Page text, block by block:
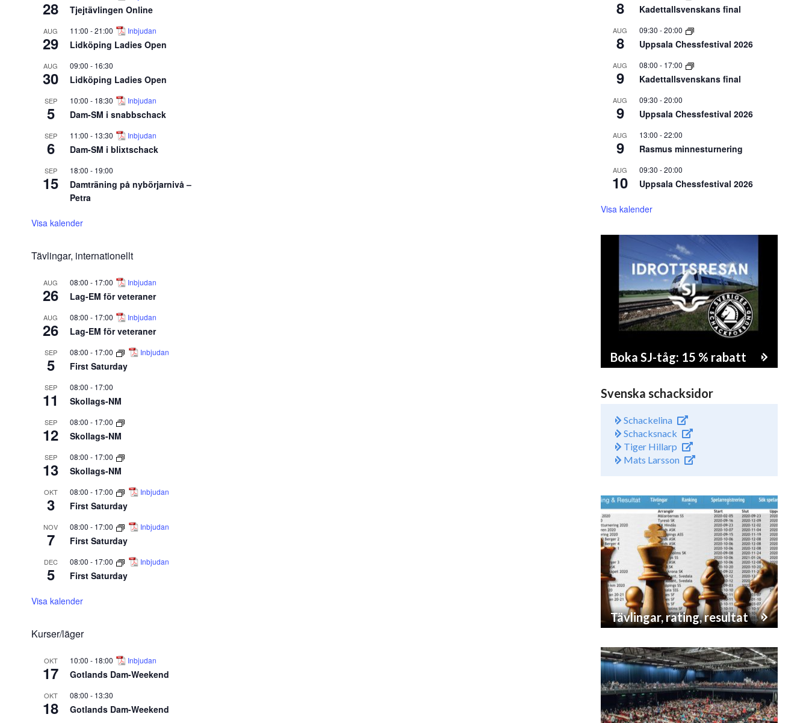
28 Tjejtävlingen Online
AUG
29
11:00 -21:00 Inbjudan
Lidköping Ladies Open
AUG
30
09:00 - 16:30
Lidköping Ladies Open
SEP
5
10:00 - 18:30 Inbjudan
Dam-SM i snabbschack
SEP
6
11:00 - 13:30 Inbjudan
Dam-SM i blixtschack
SEP
15
18:00 - 19:00
Damträning på nybörjarnivå –
Petra
Visa kalender
Tävlingar, internationellt
AUG
26
08:00 - 17:00 Inbjudan
Lag-EM för veteraner
AUG
26
08:00 - 17:00 Inbjudan
Lag-EM för veteraner
SEP
5
08:00 - 17:00 Inbjudan
First Saturday
SEP
11
08:00 - 17:00
Skollags-NM
SEP
12
08:00 - 17:00
Skollags-NM
SEP
13
08:00 - 17:00
Skollags-NM
OKT
3
08:00 - 17:00 Inbjudan
First Saturday
NOV
7
08:00 - 17:00 Inbjudan
First Saturday
DEC
5
08:00 - 17:00 Inbjudan
First Saturday
Visa kalender
Kurser/läger
OKT
17
10:00 - 18:00 Inbjudan
Gotlands Dam-Weekend
OKT
18
08:00 - 13:30
Gotlands Dam-Weekend
8 Kadettallsvenskans final
AUG
8
09:30 -20:00
Uppsala Chessfestival 2026
AUG
9
08:00 - 17:00
Kadettallsvenskans final
AUG
9
09:30 -20:00
Uppsala Chessfestival 2026
AUG
9
13:00 -22:00
Rasmus minnesturnering
AUG
10
09:30 -20:00
Uppsala Chessfestival 2026
Visa kalender
Boka SJ-tåg: 15 % rabatt
Svenska schacksidor
Schackelina
Schacksnack
Tiger Hillarp
Mats Larsson
Tävlingar, rating, resultat